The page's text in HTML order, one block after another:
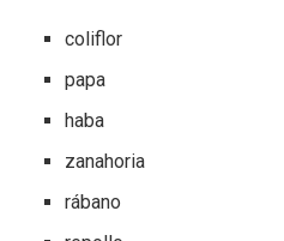
coliflor
papa
haba
zanahoria
rábano